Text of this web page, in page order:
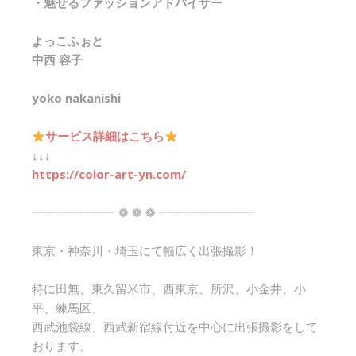
よっこふぉと
中西 容子
yoko nakanishi
サービス詳細はこちら
↓↓↓
https://color-art-yn.com/
┈┈┈┈┈┈┈ ❁ ❁ ❁ ┈┈┈┈┈┈┈┈
東京・神奈川・埼玉にて幅広く出張撮影！
特に田無、東久留米市、西東京、所沢、小金井、小
平、練馬区、
西武池袋線、西武新宿線付近を中心に出張撮影をして
おります。